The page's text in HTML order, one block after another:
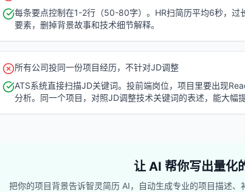
每条要点控制在1-2行（50-80字）。HR扫简历平均6秒，
要素，删掉背景故事和技术细节解释。
所有公司投同一份项目经历，不针对JD调整
ATS系统直接扫描JD关键词。投前端岗位，项目里要出现
分析。同一个项目，对照JD调整技术关键词的表述，能大幅
让 AI 帮你写出量化
把你的项目背景告诉智灵简历 AI，自动生成专业的项目描述